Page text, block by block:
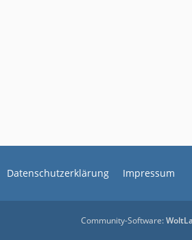
Datenschutzerklärung Impressum
Community-Software: